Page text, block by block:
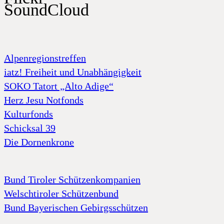
SoundCloud
Alpenregionstreffen
iatz! Freiheit und Unabhängigkeit
SOKO Tatort „Alto Adige“
Herz Jesu Notfonds
Kulturfonds
Schicksal 39
Die Dornenkrone
Bund Tiroler Schützenkompanien
Welschtiroler Schützenbund
Bund Bayerischen Gebirgsschützen